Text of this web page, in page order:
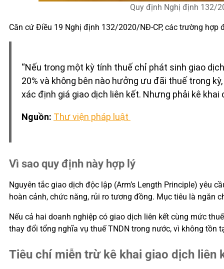
Quy định Nghị định 132/
Căn cứ Điều 19 Nghị định 132/2020/NĐ-CP, các trường
“Nếu trong một kỳ tính thuế chỉ phát sinh giao
20% và không bên nào hưởng ưu đãi thuế trong
xác định giá giao dịch liên kết. Nhưng phải kê
Nguồn: Thư viện pháp luật
Vì sao quy định này hợp lý
Nguyên tắc giao dịch độc lập (Arm’s Length Principle) yêu
hoàn cảnh, chức năng, rủi ro tương đồng. Mục tiêu là ngăn
Nếu cả hai doanh nghiệp có giao dịch liên kết cùng mức
thay đổi tổng nghĩa vụ thuế TNDN trong nước, vì không tồn
Tiêu chí miễn trừ kê khai giao dịch liên